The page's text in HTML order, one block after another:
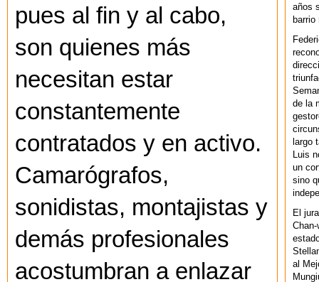
pues al fin y al cabo,
son quienes más
necesitan estar
constantemente
contratados y en activo.
Camarógrafos,
sonidistas, montajistas y
demás profesionales
acostumbran a enlazar
años
de la
largo
Luis
un
sino
El
al